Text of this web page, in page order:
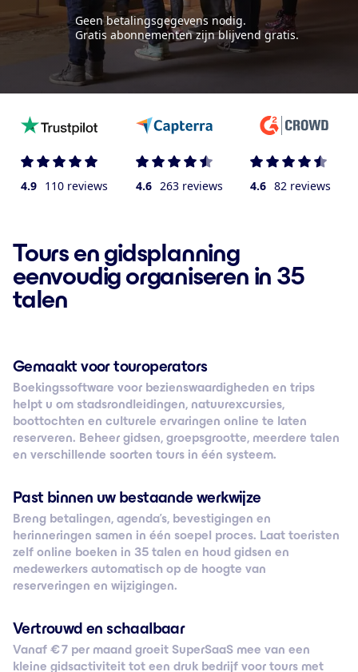
Geen betalingsgegevens nodig.
Gratis abonnementen zijn blijvend gratis.
4.9 110 reviews 4.6 263 reviews 4.6 82 reviews
Tours en gidsplanning
eenvoudig organiseren in 35
talen
Gemaakt voor touroperators
Boekingssoftware voor bezienswaardigheden en trips
helpt u om stadsrondleidingen, natuurexcursies,
boottochten en culturele ervaringen online te laten
reserveren. Beheer gidsen, groepsgrootte, meerdere talen
en verschillende soorten tours in één systeem.
Past binnen uw bestaande werkwijze
Breng betalingen, agenda’s, bevestigingen en
herinneringen samen in één soepel proces. Laat toeristen
zelf online boeken in 35 talen en houd gidsen en
medewerkers automatisch op de hoogte van
reserveringen en wijzigingen.
Vertrouwd en schaalbaar
Vanaf € 7 per maand groeit SuperSaaS mee van een
kleine gidsactiviteit tot een druk bedrijf voor tours met